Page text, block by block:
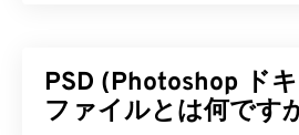
PSD (Photoshop ド
ファイルとは何です